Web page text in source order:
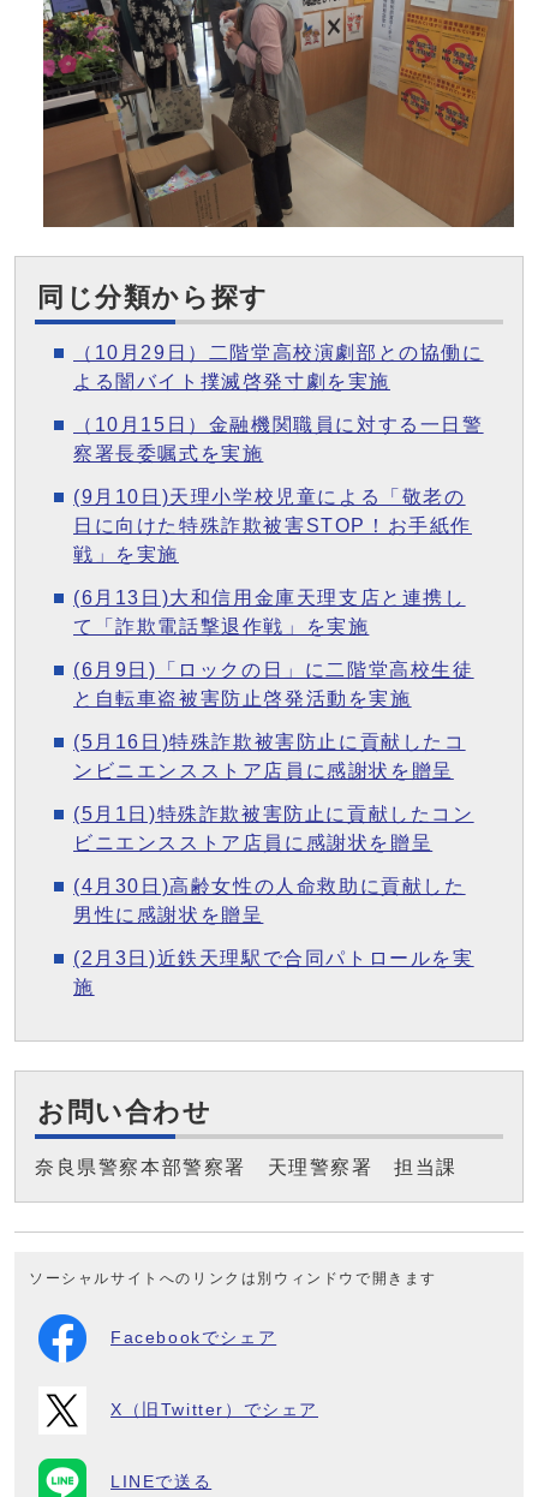
同じ分類から探す
（10月29日）二階堂高校演劇部との協働に
よる闇バイト撲滅啓発寸劇を実施
（10月15日）金融機関職員に対する一日警
察署長委嘱式を実施
(9月10日)天理小学校児童による「敬老の
日に向けた特殊詐欺被害STOP！お手紙作
戦」を実施
(6月13日)大和信用金庫天理支店と連携し
て「詐欺電話撃退作戦」を実施
(6月9日)「ロックの日」に二階堂高校生徒
と自転車盗被害防止啓発活動を実施
(5月16日)特殊詐欺被害防止に貢献したコ
ンビニエンスストア店員に感謝状を贈呈
(5月1日)特殊詐欺被害防止に貢献したコン
ビニエンスストア店員に感謝状を贈呈
(4月30日)高齢女性の人命救助に貢献した
男性に感謝状を贈呈
(2月3日)近鉄天理駅で合同パトロールを実
施
お問い合わせ
奈良県警察本部警察署 天理警察署 担当課
ソーシャルサイトへのリンクは別ウィンドウで開きます
Facebookでシェア
X（旧Twitter）でシェア
LINEで送る